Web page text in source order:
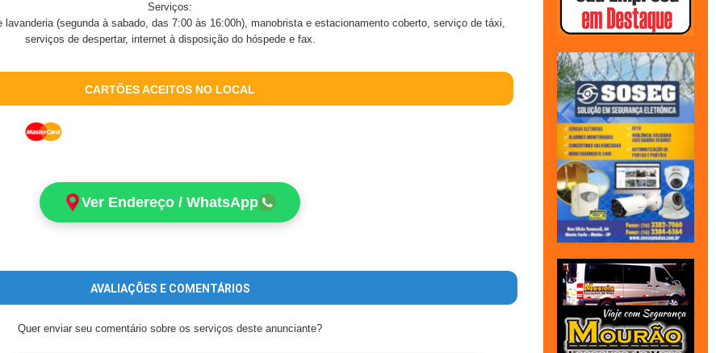
Serviços:
lavanderia (segunda à sabado, das 7:00 às 16:00h), manobrista e estacionamento coberto, serviço de táxi,
serviços de despertar, internet à disposição do hóspede e fax.
CARTÕES ACEITOS NO LOCAL
Ver Endereço / WhatsApp
AVALIAÇÕES E COMENTÁRIOS
Quer enviar seu comentário sobre os serviços deste anunciante?